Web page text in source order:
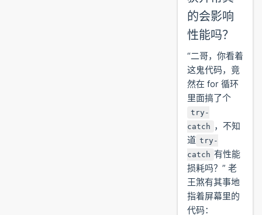
的会影响
性能吗？
“二哥，你看着
这鬼代码，竟
然在 for 循环
里面搞了个
try-
catch ，不知
道 try-
catch 有性能
损耗吗？” 老
王煞有其事地
指着屏幕里的
代码：